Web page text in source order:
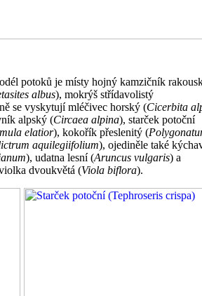
potoků je místy hojný kamzičník
albus), mokrýš střídavolistý
se vyskytují mléčivec horský (Cicerbita
alpský (Circaea alpina), starček potoční
elatior), kokořík přeslenitý (
aquilegiifolium), ojediněle také
), udatna lesní (Aruncus vulgaris) a
dvoukvětá (Viola biflora).